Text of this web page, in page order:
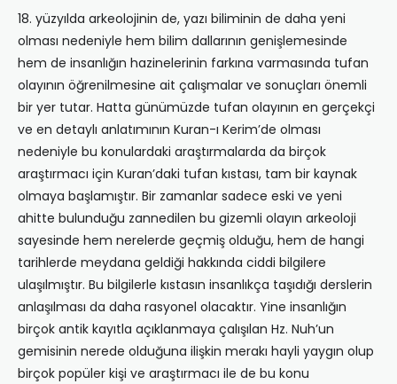
18. yüzyılda arkeolojinin de, yazı biliminin de daha yeni
olması nedeniyle hem bilim dallarının genişlemesinde
hem de insanlığın hazinelerinin farkına varmasında tufan
olayının öğrenilmesine ait çalışmalar ve sonuçları önemli
bir yer tutar. Hatta günümüzde tufan olayının en gerçekçi
ve en detaylı anlatımının Kuran-ı Kerim’de olması
nedeniyle bu konulardaki araştırmalarda da birçok
araştırmacı için Kuran’daki tufan kıstası, tam bir kaynak
olmaya başlamıştır. Bir zamanlar sadece eski ve yeni
ahitte bulunduğu zannedilen bu gizemli olayın arkeoloji
sayesinde hem nerelerde geçmiş olduğu, hem de hangi
tarihlerde meydana geldiği hakkında ciddi bilgilere
ulaşılmıştır. Bu bilgilerle kıstasın insanlıkça taşıdığı derslerin
anlaşılması da daha rasyonel olacaktır. Yine insanlığın
birçok antik kayıtla açıklanmaya çalışılan Hz. Nuh’un
gemisinin nerede olduğuna ilişkin merakı hayli yaygın olup
birçok popüler kişi ve araştırmacı ile de bu konu